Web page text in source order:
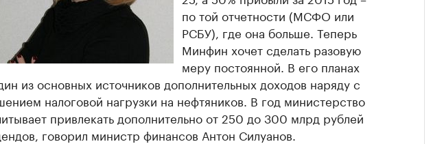
по той отчетности (МСФО или
РСБУ), где она больше. Теперь
Минфин хочет сделать разовую
меру постоянной. В его планах
из основных источников дополнительных доходов наряду с
налоговой нагрузки на нефтяников. В год министерство
привлекать дополнительно от 250 до 300 млрд рублей
говорил министр финансов Антон Силуанов.